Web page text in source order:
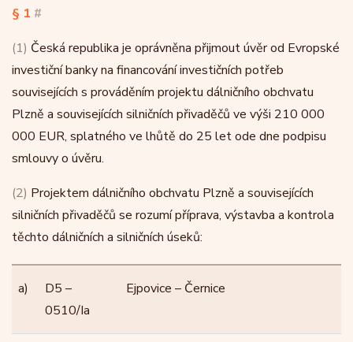
§ 1 #
(1) Česká republika je oprávněna přijmout úvěr od Evropské
investiční banky na financování investičních potřeb
souvisejících s prováděním projektu dálničního obchvatu
Plzně a souvisejících silničních přivaděčů ve výši 210 000
000 EUR, splatného ve lhůtě do 25 let ode dne podpisu
smlouvy o úvěru.
(2) Projektem dálničního obchvatu Plzně a souvisejících
silničních přivaděčů se rozumí příprava, výstavba a kontrola
těchto dálničních a silničních úseků:
a)
D5 –
0510/Ia
Ejpovice – Černice